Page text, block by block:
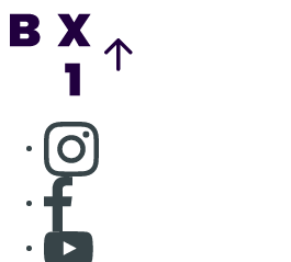
Consulter page Instagram
Consulter page Facebook
Consulter Youtube